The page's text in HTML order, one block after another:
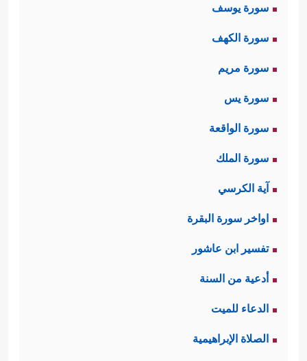
ثانيًا: الإيمان لا يتجزَّأ:
﴿أَفَغَیۡرَ دِینِ ٱللَّهِ یَبۡغُونَ وَلَهُۥۤ أَسۡلَمَ مَن فِی ٱلسَّمَـٰوَ ٰ⁠تِ
سورة يوسف
سورة الكهف
سورة مريم
سورة يس
سورة الواقعة
سورة الملك
آية الكرسي
اواخر سورة البقرة
تفسير ابن عاشور
أدعية من السنة
الدعاء للميت
الصلاة الإبراهيمية